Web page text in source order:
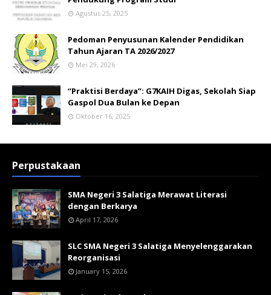
Agustus 25, 2025
Pedoman Penyusunan Kalender Pendidikan
Tahun Ajaran TA 2026/2027
Mei 29, 2026
“Praktisi Berdaya”: G7KAIH Digas, Sekolah Siap
Gaspol Dua Bulan ke Depan
Oktober 16, 2025
Perpustakaan
SMA Negeri 3 Salatiga Merawat Literasi
dengan Berkarya
April 17, 2026
SLC SMA Negeri 3 Salatiga Menyelenggarakan
Reorganisasi
January 15, 2026